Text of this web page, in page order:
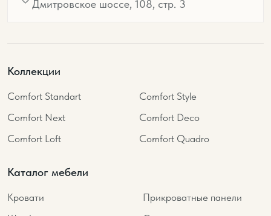
Дмитровское шоссе, 108, стр. 3
Коллекции
Comfort Standart
Comfort Style
Comfort Next
Comfort Deco
Comfort Loft
Comfort Quadro
Каталог мебели
Кровати
Прикроватные панели